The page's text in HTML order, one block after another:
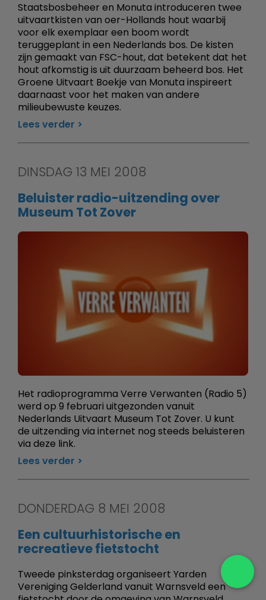
Staatsbosbeheer en Monuta introduceren twee
uitvaartkisten van oer-Hollands hout waarbij
voor elk exemplaar een boom wordt
teruggeplant in een Nederlands bos. De kisten
zijn gemaakt van FSC-hout, dat betekent dat het
hout afkomstig is uit duurzaam beheerd bos. Het
Groene Uitvaart Boekje van Monuta inspireert
daarnaast voor het maken van andere
milieubewuste keuzes.
Lees verder
DINSDAG 13 MEI 2008
Beluister radio-uitzending over
Museum Tot Zover
Het radioprogramma Verre Verwanten (Radio 5)
werd op 9 februari uitgezonden vanuit
Nederlands Uitvaart Museum Tot Zover. U kunt
de uitzending via internet nog steeds beluisteren
via deze link.
Lees verder
DONDERDAG 8 MEI 2008
Een cultuurhistorische en
recreatieve fietstocht
Tweede pinksterdag organiseert Yarden
Vereniging Gelderland vanuit Warnsveld een